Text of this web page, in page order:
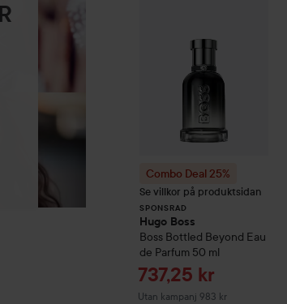
Combo Deal 25%
Se villkor på produktsidan
SPONSRAD
Hugo Boss
Boss Bottled Beyond Eau
de Parfum 50 ml
Reapris
737,25 kr
Utan kampanj 983 kr